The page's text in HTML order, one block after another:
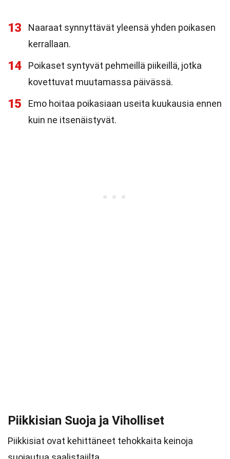
13
Naaraat synnyttävät yleensä yhden poikasen
kerrallaan.
14
Poikaset syntyvät pehmeillä piikeillä, jotka
kovettuvat muutamassa päivässä.
15
Emo hoitaa poikasiaan useita kuukausia ennen
kuin ne itsenäistyvät.
Piikkisian Suoja ja Viholliset
Piikkisiat ovat kehittäneet tehokkaita keinoja